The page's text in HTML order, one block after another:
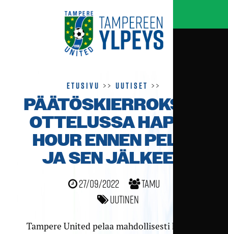
Etusivu >>Uutiset >>
PÄÄTÖSKIERROKSEN
OTTELUSSA HAPPY
HOUR ENNEN PELIÄ
JA SEN JÄLKEEN
27/09/2022
TamU
Uutinen
Tampere United pelaa mahdollisesti kauden